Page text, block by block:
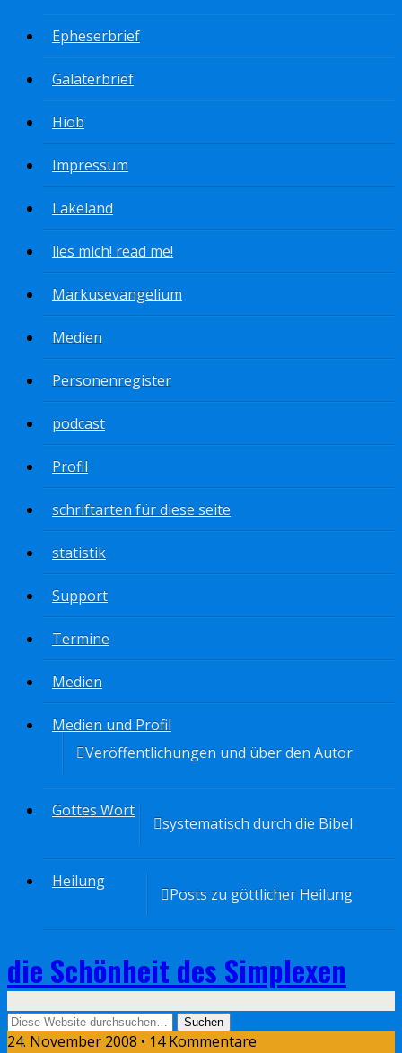
Epheserbrief
Galaterbrief
Hiob
Impressum
Lakeland
lies mich! read me!
Markusevangelium
Medien
Personenregister
podcast
Profil
schriftarten für diese seite
statistik
Support
Termine
Medien
Medien und Profil
Veröffentlichungen und über den Autor
Gottes Wort
systematisch durch die Bibel
Heilung
Posts zu göttlicher Heilung
die Schönheit des Simplexen
24. November 2008 • 14 Kommentare